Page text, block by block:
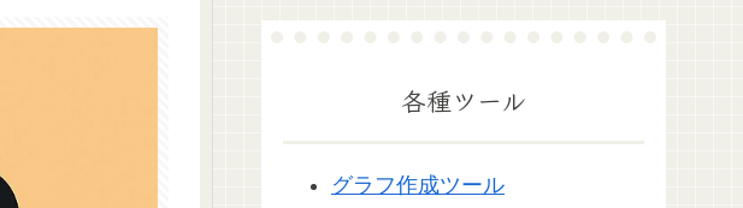
各種ツール
グラフ作成ツール